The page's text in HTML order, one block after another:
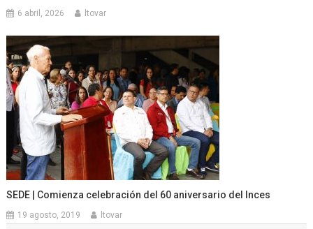
6 abril, 2026 ltovar
SEDE | Comienza celebración del 60 aniversario del Inces
19 agosto, 2019 ltovar